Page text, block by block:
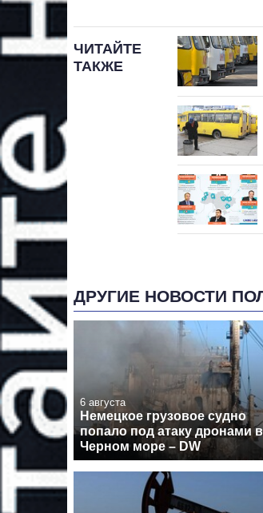
ЧИТАЙТЕ
ТАКЖЕ
ДРУГИЕ НОВОСТИ
6 августа
Немецкое грузовое судно
попало под атаку дронами в
Черном море – DW